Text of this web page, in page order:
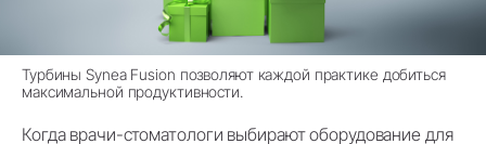
Турбины Synea Fusion позволяют каждой практике добиться
максимальной продуктивности.
Когда врачи-стоматологи выбирают оборудование для